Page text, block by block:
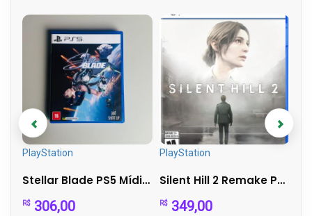
PlayStation
Stellar Blade PS5 Mídia Física - Ação Futurista em Alta ...
R$ 306,00
PlayStation
Silent Hill 2 Remake PS5 – Mídia Física – Perfeito Est...
R$ 349,00